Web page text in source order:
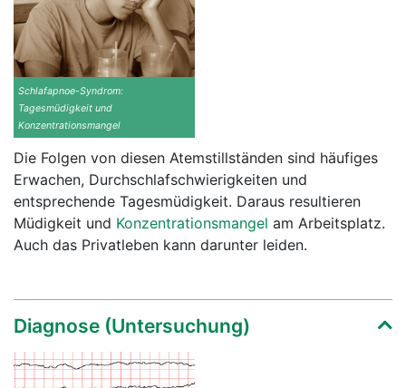
Schlafapnoe-Syndrom:
Tagesmüdigkeit und
Konzentrationsmangel
Die Folgen von diesen Atemstillständen sind häufiges
Erwachen, Durchschlafschwierigkeiten und
entsprechende Tagesmüdigkeit. Daraus resultieren
Müdigkeit und Konzentrationsmangel am Arbeitsplatz.
Auch das Privatleben kann darunter leiden.
Diagnose (Untersuchung)